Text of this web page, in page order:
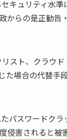
キュリティ水
からの是正勧告
スト、クラウ
場合の代替手
パスワードク
害されると被